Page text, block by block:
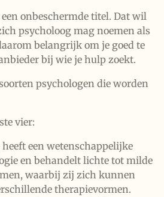
onbeschermde titel. Dat wil
psycholoog mag noemen als
belangrijk om je goed te
bij wie je hulp zoekt.
psychologen die worden
vier:
heeft een wetenschappelijke
en behandelt lichte tot milde
waarbij zij zich kunnen
therapievormen.